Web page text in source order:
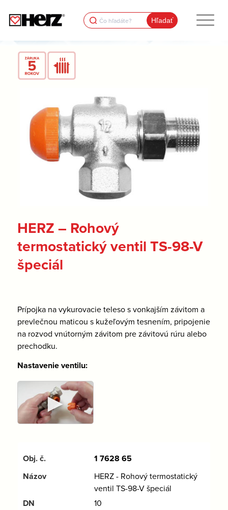
Search
for:
HERZ – Rohový
termostatický ventil TS-98-V
špeciál
Prípojka na vykurovacie teleso s vonkajším závitom a
prevlečnou maticou s kužeľovým tesnením, pripojenie
na rozvod vnútorným závitom pre závitovú rúru alebo
prechodku.
Nastavenie ventilu:
►
1 7628 65
HERZ - Rohový termostatický
ventil TS-98-V špeciál
10